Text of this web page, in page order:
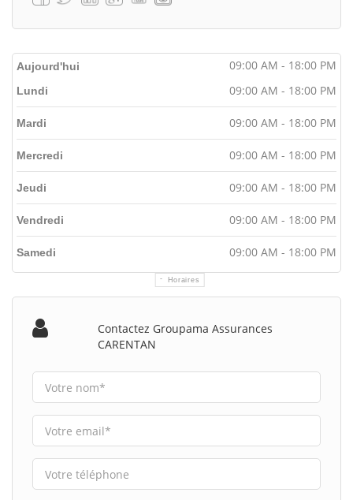
Aujourd'hui 09:00 AM - 18:00 PM
Horaires
Lundi 09:00 AM - 18:00 PM
Mardi 09:00 AM - 18:00 PM
Mercredi 09:00 AM - 18:00 PM
Jeudi 09:00 AM - 18:00 PM
Vendredi 09:00 AM - 18:00 PM
Samedi 09:00 AM - 18:00 PM
Contactez Groupama Assurances
CARENTAN